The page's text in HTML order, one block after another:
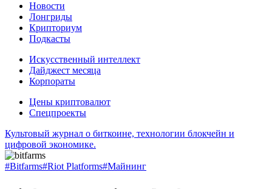
Новости
Лонгриды
Крипториум
Подкасты
Искусственный интеллект
Дайджест месяца
Корпораты
Цены криптовалют
Спецпроекты
Культовый журнал о биткоине, технологии блокчейн и
цифровой экономике.
#Bitfarms#Riot Platforms#Майнинг